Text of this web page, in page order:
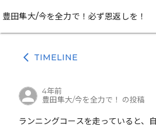
豊田隼大/今を全力で！必ず恩返しを！
arrow_back_ios TIMELINE
4年前
豊田隼大/今を全力で！ の投稿
ランニングコースを走っていると、